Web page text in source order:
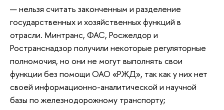
нельзя считать законченным и разделение
государственных и хозяйственных функций в
отрасли. Минтранс, ФАС, Росжелдор и
Ространснадзор получили некоторые регуляторные
полномочия, но они не могут выполнять свои
функции без помощи ОАО «РЖД», так как у них нет
своей информационно-аналитической и научной
базы по железнодорожному транспорту;